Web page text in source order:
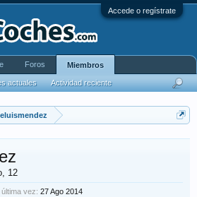
Accede o regístrate
12
vez: 27 Ago 2014
Foros Miembros
actuales Actividad reciente